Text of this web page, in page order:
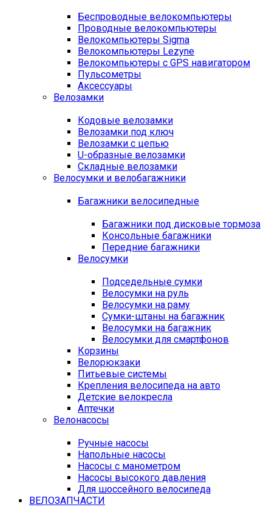
Беспроводные велокомпьютеры
Проводные велокомпьютеры
Велокомпьютеры Sigma
Велокомпьютеры Lezyne
Велокомпьютеры с GPS навигатором
Пульсометры
Аксессуары
Велозамки
Кодовые велозамки
Велозамки под ключ
Велозамки с цепью
U-образные велозамки
Складные велозамки
Велосумки и велобагажники
Багажники велосипедные
Багажники под дисковые тормоза
Консольные багажники
Передние багажники
Велосумки
Подседельные сумки
Велосумки на руль
Велосумки на раму
Сумки-штаны на багажник
Велосумки на багажник
Велосумки для смартфонов
Корзины
Велорюкзаки
Питьевые системы
Крепления велосипеда на авто
Детские велокресла
Аптечки
Велонасосы
Ручные насосы
Напольные насосы
Насосы с манометром
Насосы высокого давления
Для шоссейного велосипеда
ВЕЛОЗАПЧАСТИ